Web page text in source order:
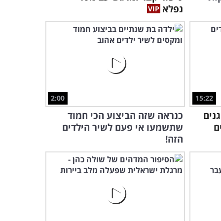
1:03
הבריחה הכי חמוד שראיתי עד נפלא
15:22
2:00
כנראה שזה הביצוע הכי חמוד
שתשמעו אי פעם לשיר הילדים
הזה!